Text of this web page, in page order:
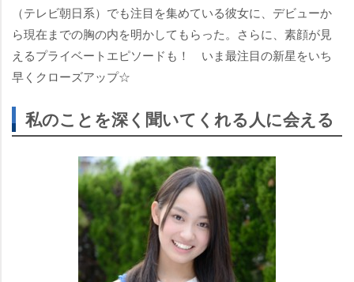
（テレビ朝日系）でも注目を集めている彼女に、デビューか
ら現在までの胸の内を明かしてもらった。さらに、素顔が見
えるプライベートエピソードも！ いま最注目の新星をいち
早くクローズアップ☆
私のことを深く聞いてくれる人に会える